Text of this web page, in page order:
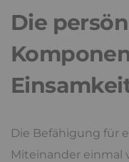
Die
Die Befähigung für
Miteinander einmal